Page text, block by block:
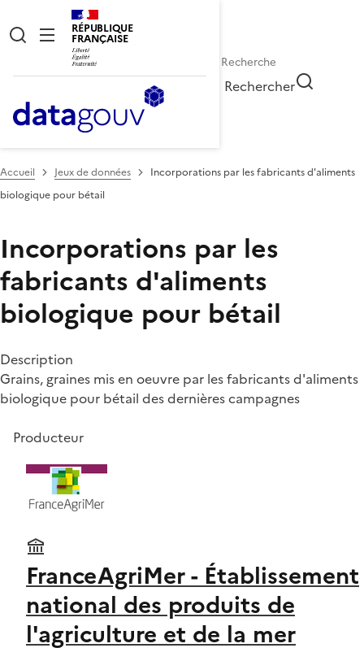
RÉPUBLIQUE
FRANÇAISE
Rechercher
Accueil Jeux de données
Incorporations par les fabricants d'aliments
biologique pour bétail
Incorporations par les
fabricants d'aliments
biologique pour bétail
Description
Grains, graines mis en oeuvre par les fabricants d'aliments
biologique pour bétail des dernières campagnes
Producteur
FranceAgriMer - Établissement
national des produits de
l'agriculture et de la mer